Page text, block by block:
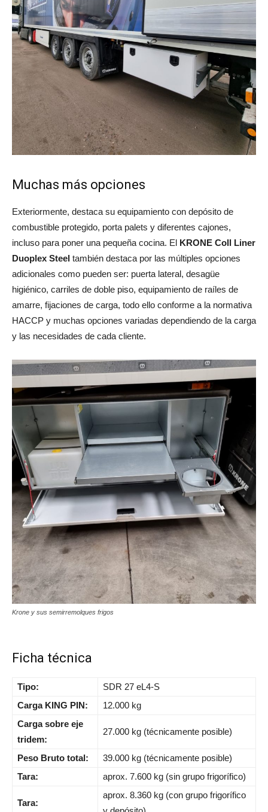
Muchas más opciones
Exteriormente, destaca su equipamiento con depósito de
combustible protegido, porta palets y diferentes cajones,
incluso para poner una pequeña cocina. El KRONE Coll Liner
Duoplex Steel también destaca por las múltiples opciones
adicionales como pueden ser: puerta lateral, desagüe
higiénico, carriles de doble piso, equipamiento de raíles de
amarre, fijaciones de carga, todo ello conforme a la normativa
HACCP y muchas opciones variadas dependiendo de la carga
y las necesidades de cada cliente.
Krone y sus semirremolques frigos
Ficha técnica
Tipo:
SDR 27 eL4-S
Carga KING PIN:
12.000 kg
Carga sobre eje
tridem:
27.000 kg (técnicamente posible)
Peso Bruto total:
39.000 kg (técnicamente posible)
Tara:
aprox. 7.600 kg (sin grupo frigorífico)
Tara:
aprox. 8.360 kg (con grupo frigorífico